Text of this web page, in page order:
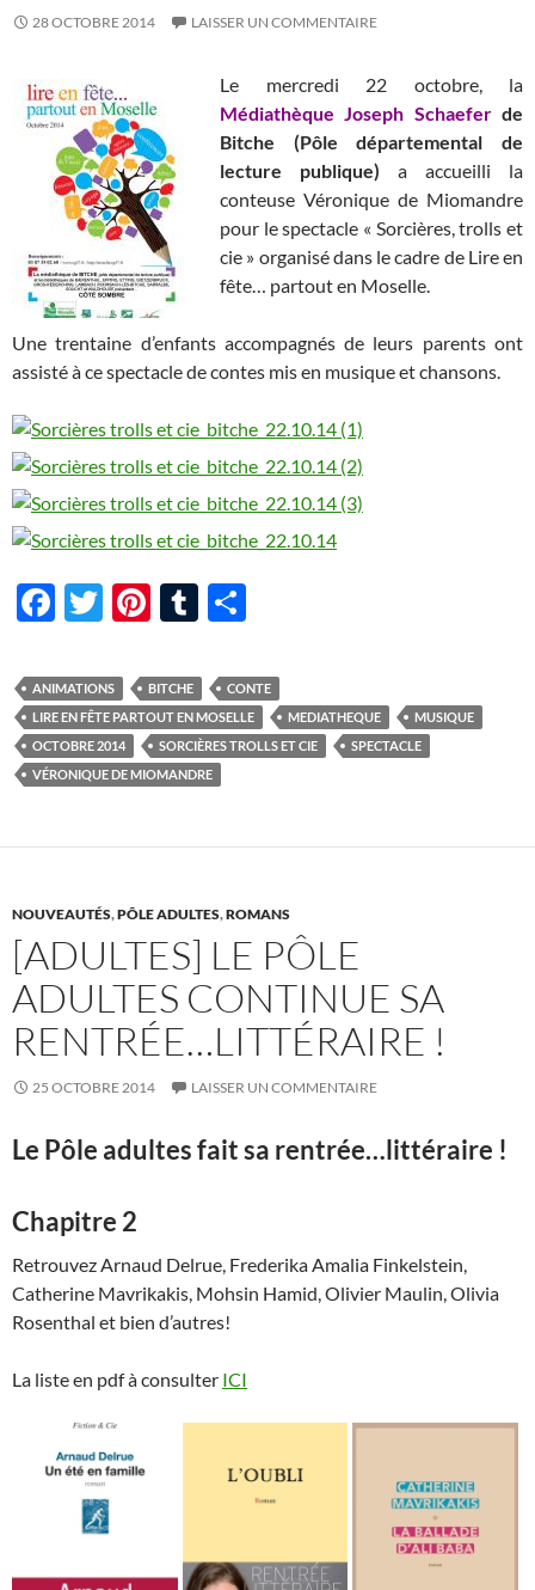
28 OCTOBRE 2014 LAISSER UN COMMENTAIRE
Le mercredi 22 octobre, la
Médiathèque Joseph Schaeferde
Bitche (Pôle départemental de
lecture publique) a accueilli la
conteuse Véronique de Miomandre
pour le spectacle « Sorcières, trolls et
cie » organisé dans le cadre de Lire en
fête… partout en Moselle.
Une trentaine d’enfants accompagnés de leurs parents ont
assisté à ce spectacle de contes mis en musique et chansons.
F
e
b
o
o
T
itt
er
Pi
er
es
t
T
m
bl
r
ta
g
er
ANIMATIONS BITCHE
CONTE
LIRE EN FÊTE PARTOUT EN MOSELLE
MEDIATHEQUE
MUSIQUE
OCTOBRE 2014
SORCIÈRES TROLLS ET CIE
SPECTACLE
VÉRONIQUE DE MIOMANDRE
NOUVEAUTÉS,PÔLE ADULTES,ROMANS
[ADULTES] LE PÔLE
ADULTES CONTINUE SA
RENTRÉE…LITTÉRAIRE !
25 OCTOBRE 2014 LAISSER UN COMMENTAIRE
Le Pôle adultes fait sa rentrée…littéraire !
Chapitre 2
RetrouvezArnaud Delrue, Frederika Amalia Finkelstein,
Catherine Mavrikakis, Mohsin Hamid, Olivier Maulin, Olivia
Rosenthal et bien d’autres!
La liste en pdf à consulter ICI